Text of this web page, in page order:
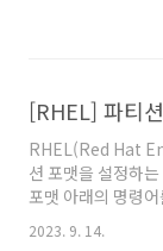
[RHEL] 파티
RHEL(Red Hat
션 포맷을 설정하
포맷 아래의 명령
보를 아래의 사진
명령어를 입력하여
2023. 9. 14.